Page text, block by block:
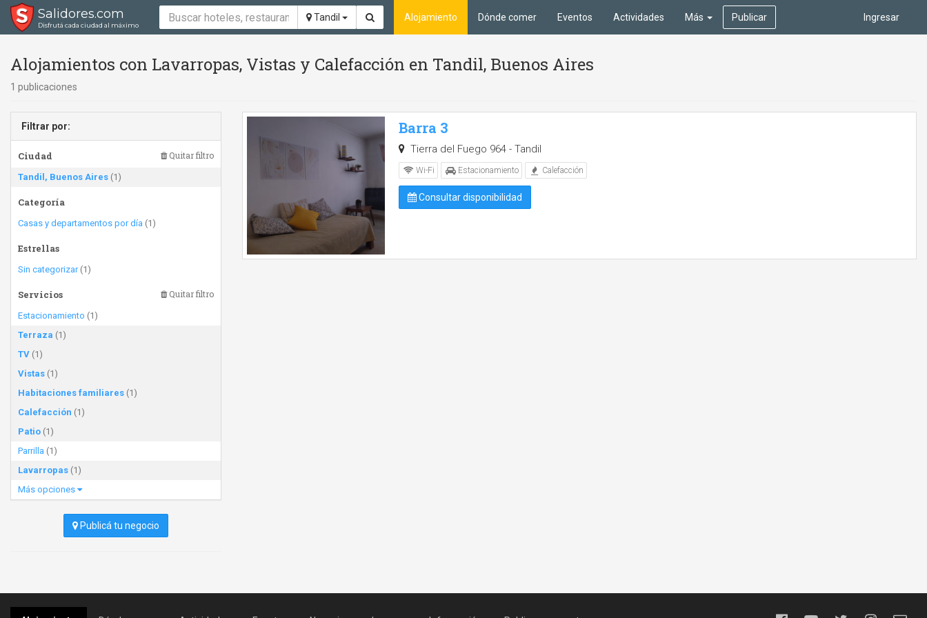
Salidores.com
Disfrutá cada ciudad al máximo
Tandil Ingresar
Alojamiento Dónde comer Eventos Actividades Más Publicar
Alojamientos con Lavarropas, Vistas y Calefacción en Tandil, Buenos Aires
1 publicaciones
Filtrar por:
Ciudad Quitar filtro
Tandil, Buenos Aires (1)
Categoría
Casas y departamentos por día (1)
Estrellas
Sin categorizar(1)
Servicios Quitar filtro
Estacionamiento (1)
Terraza (1)
TV (1)
Vistas (1)
Habitaciones familiares (1)
Calefacción (1)
Patio (1)
Parrilla (1)
Lavarropas (1)
Más opciones
Publicá tu negocio
Barra 3
Tierra del Fuego 964 - Tandil
Wi-Fi Estacionamiento Calefacción
Consultar disponibilidad